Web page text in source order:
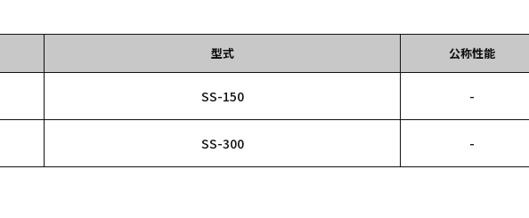
型式 公称性能
SS-150 -
SS-300 -